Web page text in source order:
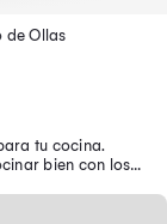
de Ollas
tu cocina.
bien con los